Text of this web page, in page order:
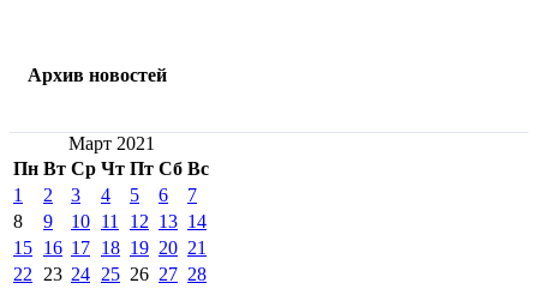
Архив новостей
Март 2021
Пн Вт Ср Чт Пт Сб Вс
1
2 3 4 5 6
7
8
9 10 11 12 13 14
15 16 17 18 19 20 21
22
23 24 25 26 27 28